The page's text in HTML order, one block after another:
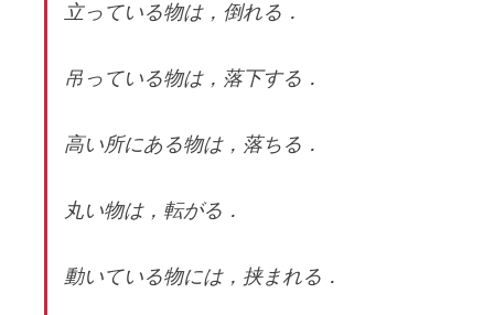
立っている物は，倒れる．
吊っている物は，落下する．
高い所にある物は，落ちる．
丸い物は，転がる．
動いている物には，挟まれる．